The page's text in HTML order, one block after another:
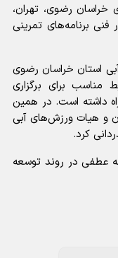
از استان‌های خراسان رضوی، تهران،
فنی برنامه‌های تمرینی
استان خراسان رضوی
مناسب برای برگزاری
داشته است. در همین
و هیات ورزش‌های آبی
کرد.
عطفی در روند توسعه